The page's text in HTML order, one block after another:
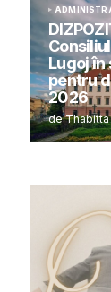
Lugoj
pentru
2026
de